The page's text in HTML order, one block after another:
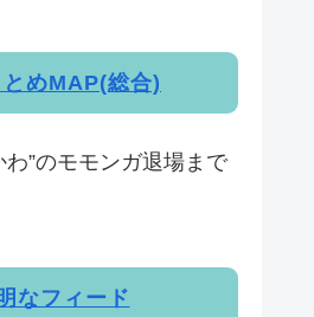
めMAP(総合)
わ”のモモンガ退場まで
なフィード